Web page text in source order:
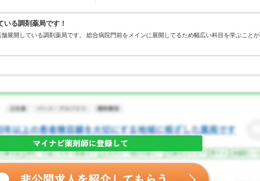
いる調剤薬局です！
展開している調剤薬局です。 総合病院門前をメインに展開してるため幅広い科目を学ぶことが